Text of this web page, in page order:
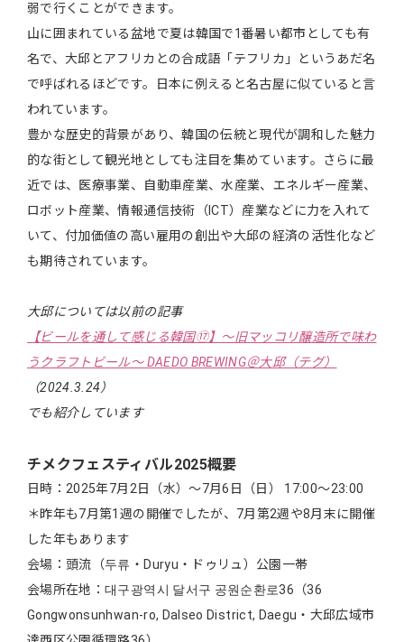
弱で行くことができます。
山に囲まれている盆地で夏は韓国で1番暑い都市としても有
名で、大邱とアフリカとの合成語「テフリカ」というあだ名
で呼ばれるほどです。日本に例えると名古屋に似ていると言
われています。
豊かな歴史的背景があり、韓国の伝統と現代が調和した魅力
的な街として観光地としても注目を集めています。さらに最
近では、医療事業、自動車産業、水産業、エネルギー産業、
ロボット産業、情報通信技術（ICT）産業などに力を入れて
いて、付加価値の高い雇用の創出や大邱の経済の活性化など
も期待されています。
大邱については以前の記事
【ビールを通して感じる韓国⑰】～旧マッコリ醸造所で味わ
うクラフトビール～ DAEDO BREWING＠大邱（テグ）
（2024.3.24）
でも紹介しています
チメクフェスティバル2025概要
日時：2025年7月2日（水）〜7月6日（日） 17:00～23:00
＊昨年も7月第1週の開催でしたが、7月第2週や8月末に開催
した年もあります
会場：頭流（두류・Duryu・ドゥリュ）公園一帯
会場所在地：대구광역시 달서구 공원순환로36（36
Gongwonsunhwan-ro, Dalseo District, Daegu・大邱広域市